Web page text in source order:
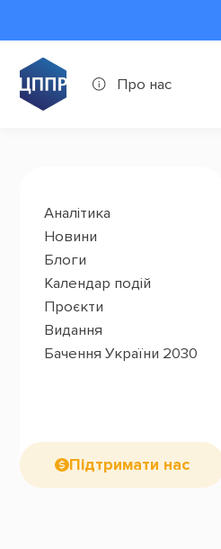
Про нас
Аналітика
Новини
Блоги
Календар подій
Проєкти
Видання
Бачення України 2030
Підтримати нас